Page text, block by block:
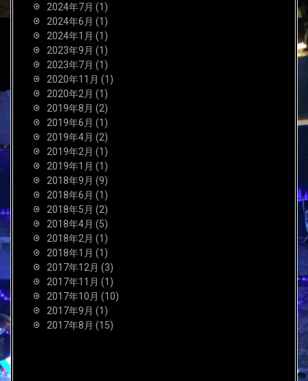
2024年7月 (1)
2024年6月 (1)
2024年1月 (1)
2023年9月 (1)
2023年7月 (1)
2020年11月 (1)
2020年2月 (1)
2019年8月 (2)
2019年6月 (1)
2019年4月 (2)
2019年2月 (1)
2019年1月 (1)
2018年9月 (9)
2018年6月 (1)
2018年5月 (2)
2018年4月 (5)
2018年2月 (1)
2018年1月 (1)
2017年12月 (3)
2017年11月 (1)
2017年10月 (10)
2017年9月 (1)
2017年8月 (15)